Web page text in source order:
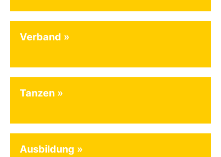
Verband
Tanzen
Ausbildung